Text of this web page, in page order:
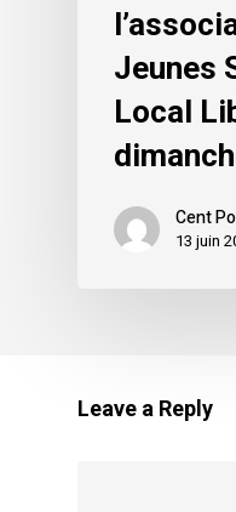
Jeunes
Local
Cent
13 juin
Leave a Reply